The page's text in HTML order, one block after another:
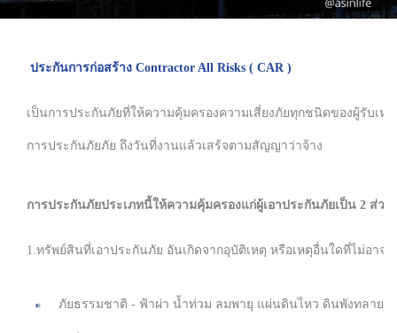
ประกันการก่อสร้าง Contractor All Risks ( CAR )
เป็นการประกันภัยที่ให้ความคุ้มครองความเสี่ยงภัยทุกชนิดของผู้รับเห
การประกันภัยภัย ถึงวันที่งานแล้วเสร้จตามสัญญาว่าจ้าง
การประกันภัยประเภทนี้ให้ความคุ้มครองแก่ผู้เอาประกันภัยเป็น 2 ส่วง
1.ทรัพย์สินที่เอาประกันภัย อันเกิดจากอุบัติเหตุ หรือเหตุอื่นใดที่ไม่อา
ภัยธรรมชาติ - ฟ้าผ่า น้ำท่วม ลมพายุ แผ่นดินไหว ดินพังทลาย อุ